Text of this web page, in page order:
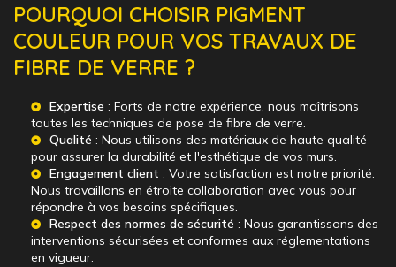
POURQUOI CHOISIR PIGMENT
COULEUR POUR VOS TRAVAUX DE
FIBRE DE VERRE ?
Expertise : Forts de notre expérience, nous maîtrisons
toutes les techniques de pose de fibre de verre.
Qualité : Nous utilisons des matériaux de haute qualité
pour assurer la durabilité et l'esthétique de vos murs.
Engagement client : Votre satisfaction est notre priorité.
Nous travaillons en étroite collaboration avec vous pour
répondre à vos besoins spécifiques.
Respect des normes de sécurité : Nous garantissons des
interventions sécurisées et conformes aux réglementations
en vigueur.